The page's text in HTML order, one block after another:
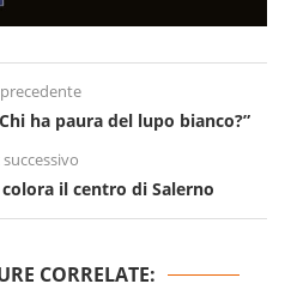
ha paura del lupo bianco?”
il centro di Salerno
CORRELATE: